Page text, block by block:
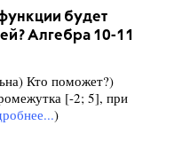
будет
Алгебра 10-11
Кто поможет?)
[-2; 5], при
)